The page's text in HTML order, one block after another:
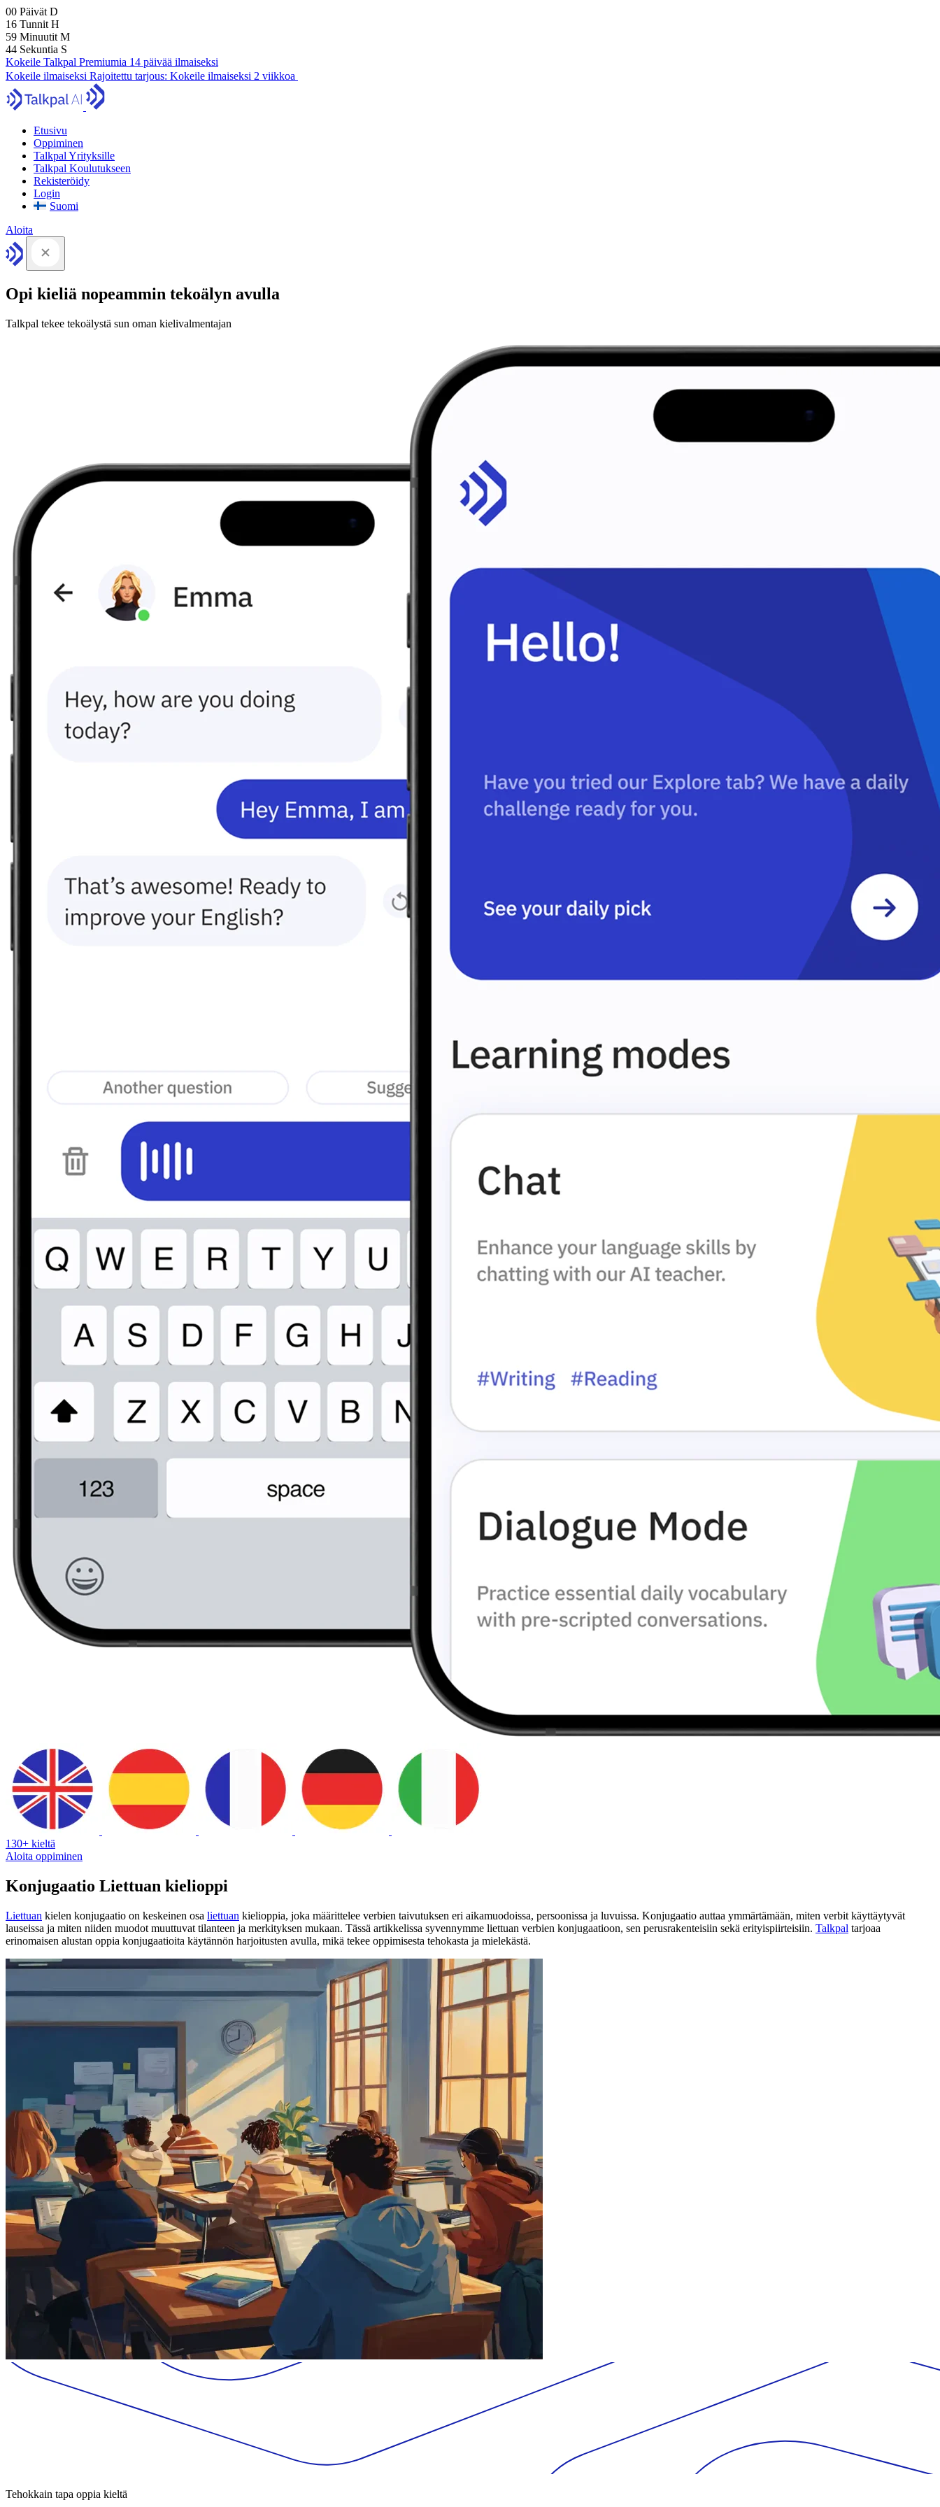
00 Päivät D
16 Tunnit H
59 Minuutit M
43 Sekuntia S
Kokeile Talkpal Premiumia 14 päivää ilmaiseksi
Kokeile ilmaiseksi Rajoitettu tarjous: Kokeile ilmaiseksi 2 viikkoa
Etusivu
Oppiminen
Talkpal Yrityksille
Talkpal Koulutukseen
Rekisteröidy
Login
Suomi
Aloita
Opi kieliä nopeammin tekoälyn avulla
Talkpal tekee tekoälystä sun oman kielivalmentajan
130+ kieltä
Aloita oppiminen
Konjugaatio Liettuan kielioppi
Liettuan kielen konjugaatio on keskeinen osa liettuan kielioppia, joka määrittelee verbien taivutuksen eri aikamuodoissa, persoonissa ja luvuissa. Konjugaatio auttaa ymmärtämään, miten verbit käyttäytyvät
lauseissa ja miten niiden muodot muuttuvat tilanteen ja merkityksen mukaan. Tässä artikkelissa syvennymme liettuan verbien konjugaatioon, sen perusrakenteisiin sekä erityispiirteisiin. Talkpal tarjoaa
erinomaisen alustan oppia konjugaatioita käytännön harjoitusten avulla, mikä tekee oppimisesta tehokasta ja mielekästä.
Tehokkain tapa oppia kieltä